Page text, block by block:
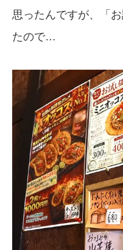
思ったんですが、「
たので…